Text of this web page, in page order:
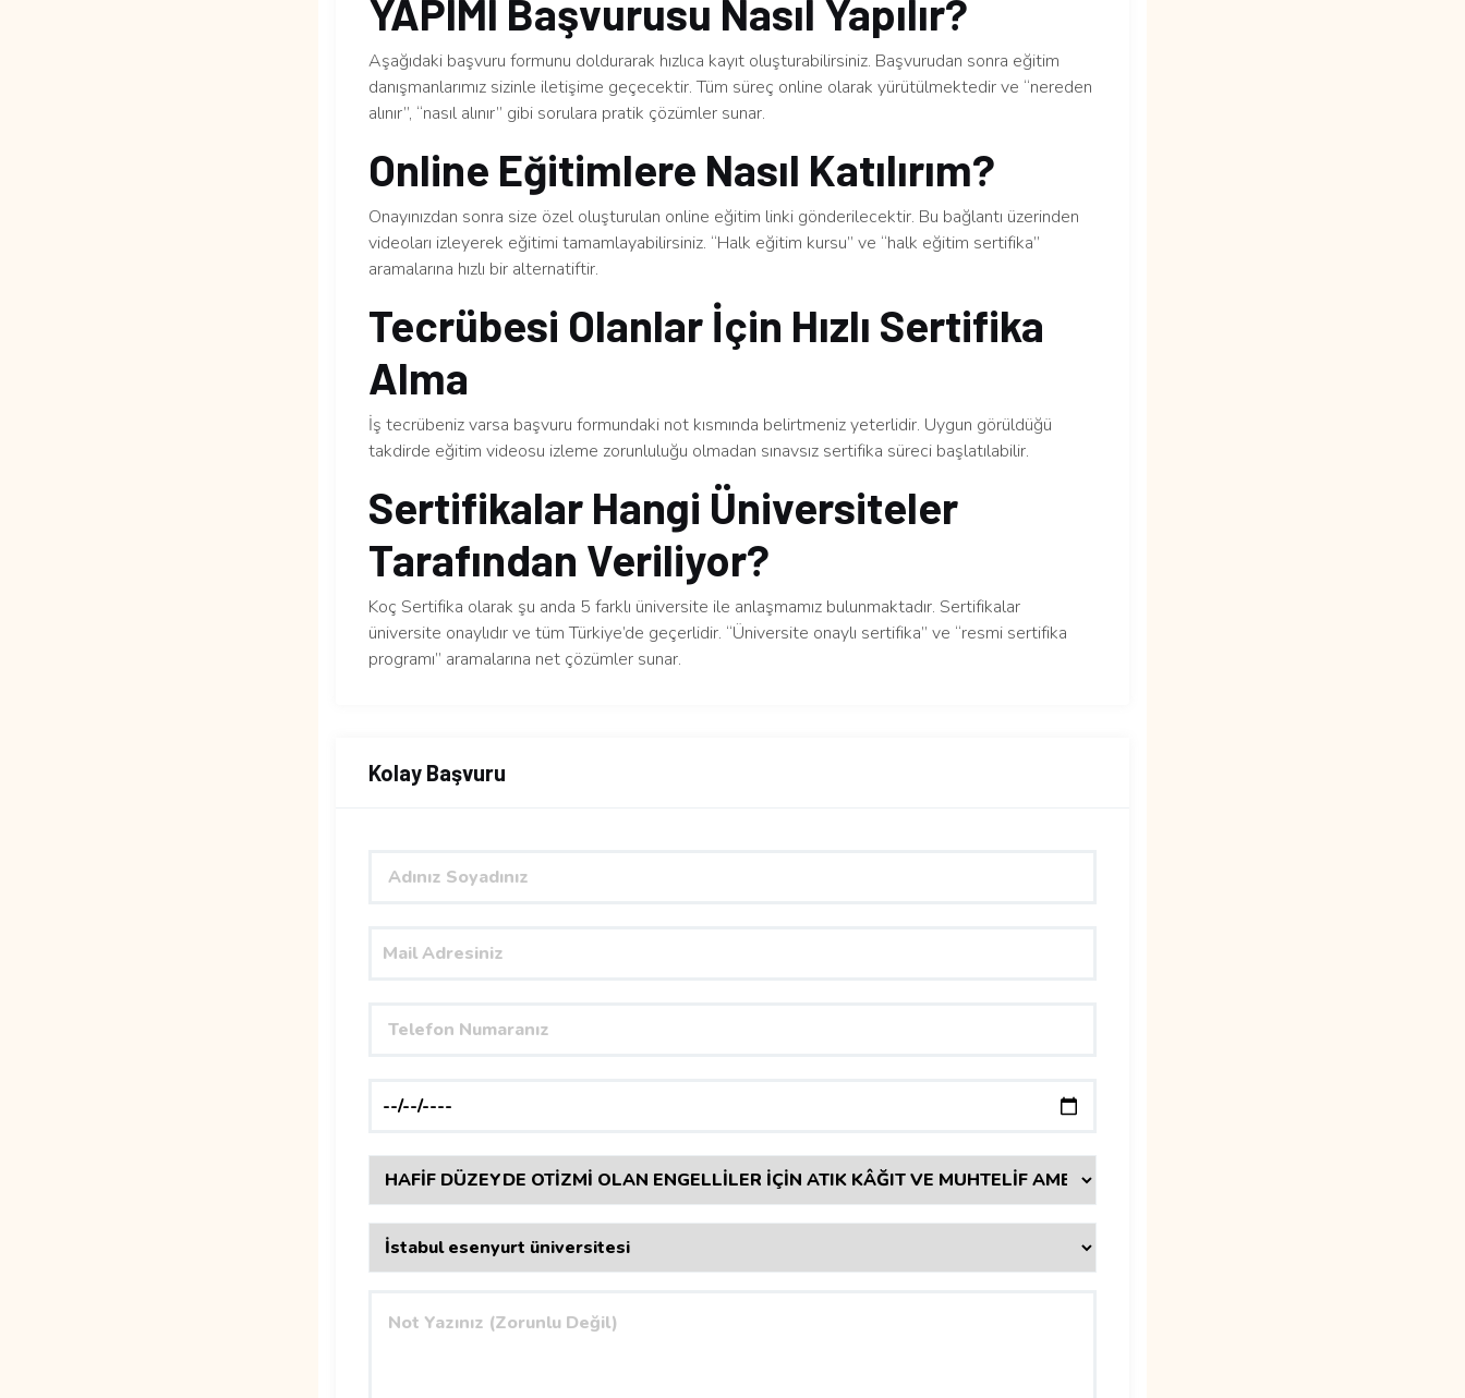
YAPIMI Başvurusu Nasıl Yapılır?
Aşağıdaki başvuru formunu doldurarak hızlıca kayıt oluşturabilirsiniz. Başvurudan sonra eğitim
danışmanlarımız sizinle iletişime geçecektir. Tüm süreç online olarak yürütülmektedir ve “nereden
alınır”, “nasıl alınır” gibi sorulara pratik çözümler sunar.
Online Eğitimlere Nasıl Katılırım?
Onayınızdan sonra size özel oluşturulan online eğitim linki gönderilecektir. Bu bağlantı üzerinden
videoları izleyerek eğitimi tamamlayabilirsiniz. “Halk eğitim kursu” ve “halk eğitim sertifika”
aramalarına hızlı bir alternatiftir.
Tecrübesi Olanlar İçin Hızlı Sertifika
Alma
İş tecrübeniz varsa başvuru formundaki not kısmında belirtmeniz yeterlidir. Uygun görüldüğü
takdirde eğitim videosu izleme zorunluluğu olmadan sınavsız sertifika süreci başlatılabilir.
Sertifikalar Hangi Üniversiteler
Tarafından Veriliyor?
Koç Sertifika olarak şu anda 5 farklı üniversite ile anlaşmamız bulunmaktadır. Sertifikalar
üniversite onaylıdır ve tüm Türkiye’de geçerlidir. “Üniversite onaylı sertifika” ve “resmi sertifika
programı” aramalarına net çözümler sunar.
Kolay Başvuru